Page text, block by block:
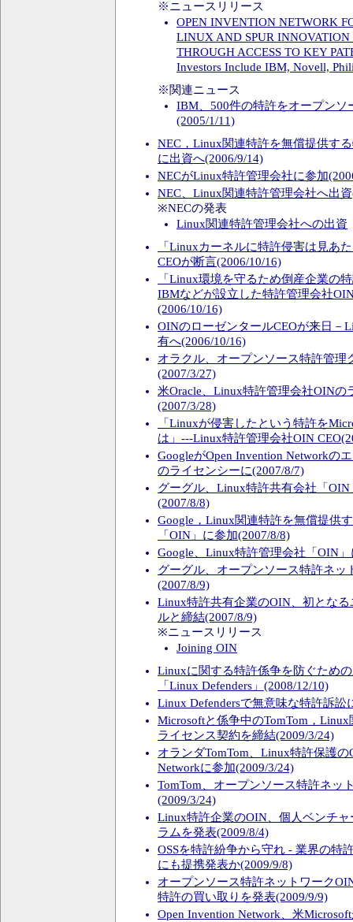
※ニュースリリース
OPEN INVENTION NETWORK
LINUX AND SPUR
THROUGH ACCESS TO KEY
Investors Include IBM, Novell,
※関連ニュース
IBM、500件の特許をオープンソ
(2005/1/11)
NEC，Linux関連特許を無償提供す
に出資へ(2006/9/14)
NECがLinux特許管理会社に参加
NEC、Linux関連特許管理会社へ出
※NECの発表
Linux関連特許管理会社への出資
「Linuxカーネルに特許侵害は見あ
CEOが断言(2006/10/16)
「Linux環境を守るため倒産企業の
IBMなどが設立した特許管理会社
(2006/10/16)
OINのローゼンタールCEOが来日－
有へ(2006/10/16)
オラクル、オープンソース特許管理
(2007/3/27)
米Oracle、Linux特許管理会社OINの
(2007/3/28)
「Linuxが侵害したという特許を
は」---Linux特許管理会社OIN
GoogleがOpen Invention Networkの
のライセンシーに(2007/8/7)
グーグル、Linux特許共有会社「
(2007/8/8)
Google，Linux関連特許を無償提供
「OIN」に参加(2007/8/8)
Google、Linux特許管理会社「OIN
グーグル、オープンソース特許ネッ
(2007/8/9)
Linux特許共有企業のOIN、初とな
ルと締結(2007/8/9)
※ニュースリリース
Joining OIN
Linuxに関する特許係争を防ぐため
「Linux Defenders」(2008/12/10)
Linux Defendersで無意味な特許訴訟
Microsoftと係争中のTomTom，
ライセンス契約を締結(2009/3/24)
オランダTomTom、Linux特許保護の
Networkに参加(2009/3/24)
TomTom、オープンソース特許ネッ
(2009/3/24)
Linux特許企業のOIN、個人ベンチ
ラムを発表(2009/8/4)
OSSを特許紛争から守れ - 業界の特
にも提携発表か(2009/9/8)
オープンソース特許ネットワーク
特許の買い取りを発表(2009/9/9)
Open Invention Network、米